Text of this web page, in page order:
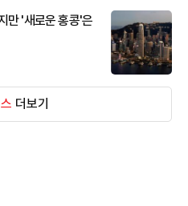
만 '새로운 홍콩'은
더보기